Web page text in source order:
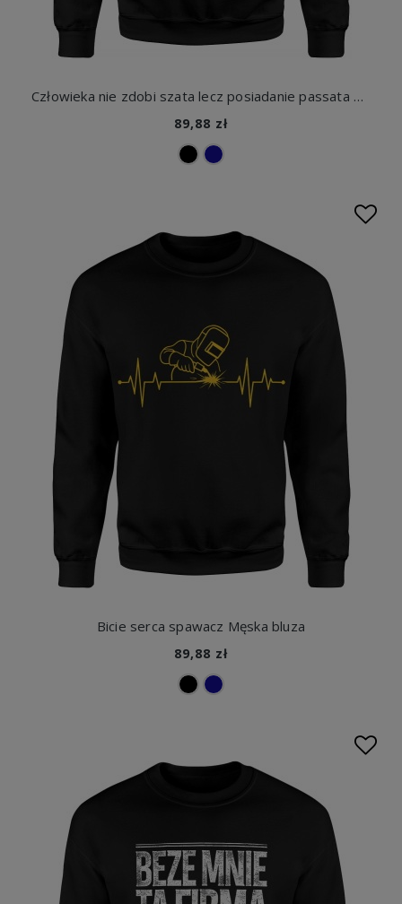
Człowieka nie zdobi szata lecz posiadanie passata męska bluza z nadrukiem
89,88 zł
Bicie serca spawacz Męska bluza
89,88 zł